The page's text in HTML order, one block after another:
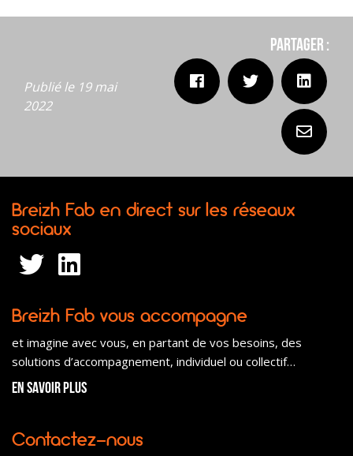
Publié le 19 mai
2022
Partager :
Breizh Fab vous accompagne
et imagine avec vous, en partant de vos besoins, des
solutions d’accompagnement, individuel ou collectif…
En savoir plus
Contactez-nous
Breizh Fab en direct sur les réseaux
sociaux